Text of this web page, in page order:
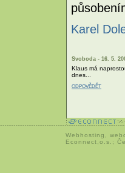
Karel
Svoboda - 16. 5.
Klaus má
dnes...
ODPOVĚDĚT
Webhosting
Econnect,o.s.;